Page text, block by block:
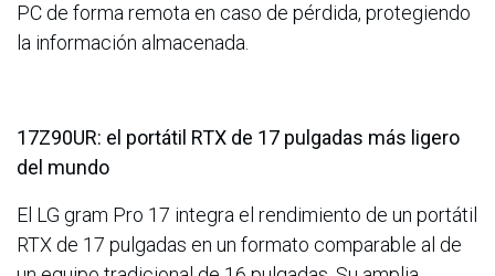
PC de forma remota en caso de pérdida, protegiendo
la información almacenada.
17Z90UR: el portátil RTX de 17 pulgadas más ligero
del mundo
El LG gram Pro 17 integra el rendimiento de un portátil
RTX de 17 pulgadas en un formato comparable al de